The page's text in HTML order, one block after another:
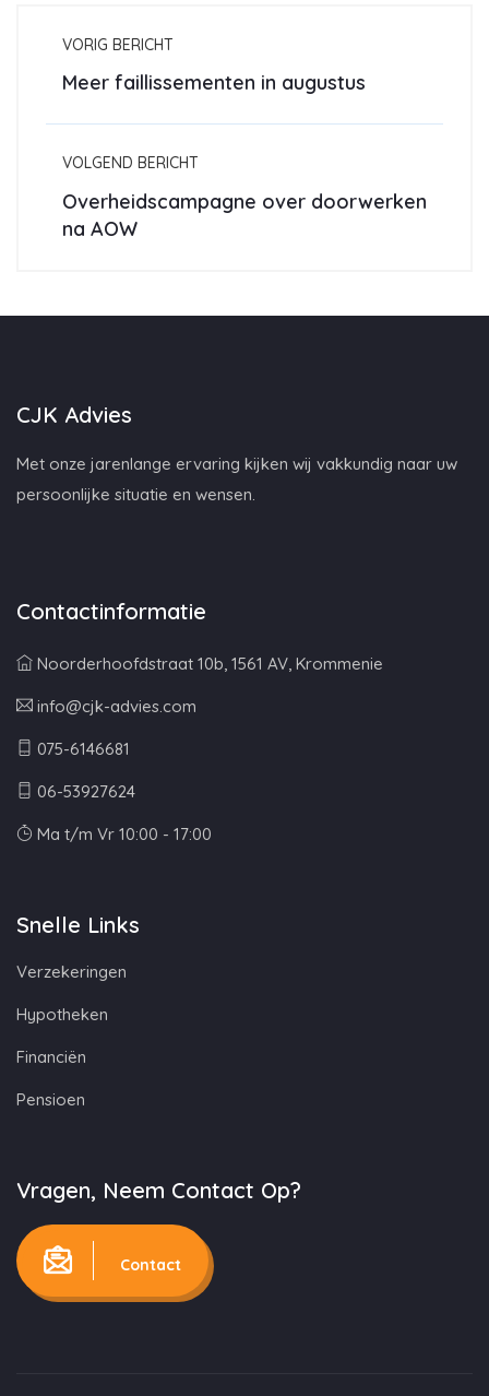
VORIG BERICHT
Meer faillissementen in augustus
VOLGEND BERICHT
Overheidscampagne over doorwerken
na AOW
CJK Advies
Met onze jarenlange ervaring kijken wij vakkundig naar uw
persoonlijke situatie en wensen.
Contactinformatie
Noorderhoofdstraat 10b, 1561 AV, Krommenie
info@cjk-advies.com
075-6146681
06-53927624
Ma t/m Vr 10:00 - 17:00
Snelle Links
Verzekeringen
Hypotheken
Financiën
Pensioen
Vragen, Neem Contact Op?
Contact